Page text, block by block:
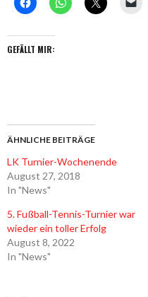
GEFÄLLT MIR:
ÄHNLICHE BEITRÄGE
LK Turnier-Wochenende
August 27, 2018
In "News"
5. Fußball-Tennis-Turnier war
wieder ein toller Erfolg
August 8, 2022
In "News"